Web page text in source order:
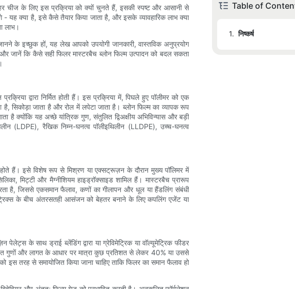
चीज के लिए इस प्रक्रिया को क्यों चुनते हैं, इसकी स्पष्ट और आसानी से
यह क्या है, इसे कैसे तैयार किया जाता है, और इसके व्यावहारिक लाभ क्या
लाभ।
के इच्छुक हों, यह लेख आपको उपयोगी जानकारी, वास्तविक अनुप्रयोग
कि कैसे सही फिलर मास्टरबैच ब्लोन फिल्म उत्पादन को बदल सकता
द्वारा निर्मित होती हैं। इस प्रक्रिया में, पिघले हुए पॉलीमर को एक
सिकोड़ा जाता है और रोल में लपेटा जाता है। ब्लोन फिल्म का व्यापक रूप
है क्योंकि यह अच्छे यांत्रिक गुण, संतुलित द्विअक्षीय अभिविन्यास और बड़ी
(LDPE), रैखिक निम्न-घनत्व पॉलीइथिलीन (LLDPE), उच्च-घनत्व
हैं। इसे विशेष रूप से मिश्रण या एक्सट्रूज़न के दौरान मुख्य पॉलिमर में
मिट्टी और मैग्नीशियम हाइड्रॉक्साइड शामिल हैं। मास्टरबैच प्रारूप
है, जिससे एकसमान फैलाव, कणों का गीलापन और धूल या हैंडलिंग संबंधी
के बीच अंतरसतही आसंजन को बेहतर बनाने के लिए कपलिंग एजेंट या
पेलेट्स के साथ ड्राई ब्लेंडिंग द्वारा या ग्रेविमेट्रिक या वॉल्यूमेट्रिक फीडर
गुणों और लागत के आधार पर मात्रा कुछ प्रतिशत से लेकर 40% या उससे
तरह से समायोजित किया जाना चाहिए ताकि फिलर का समान फैलाव हो
Table of
1. निष्कर्ष